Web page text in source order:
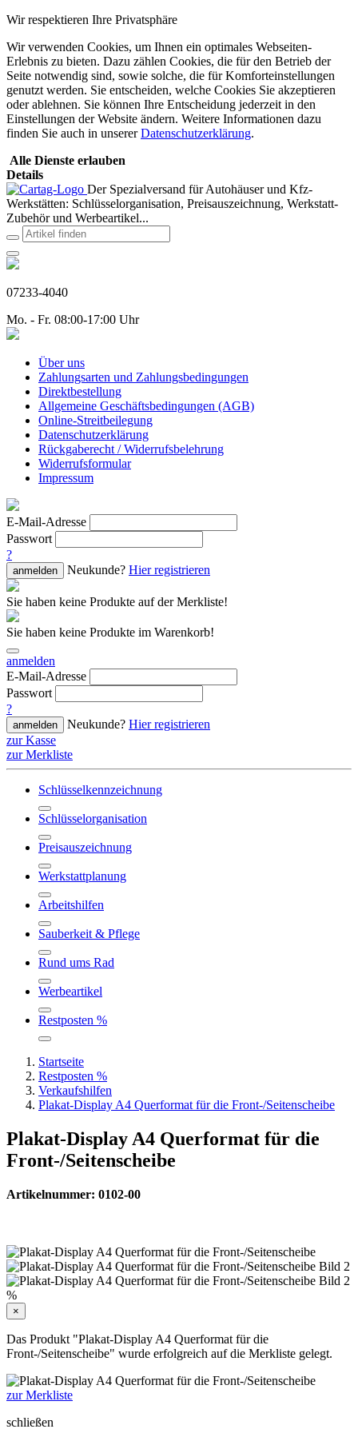
Wir respektieren Ihre Privatsphäre
Wir verwenden Cookies, um Ihnen ein optimales Webseiten-
Erlebnis zu bieten. Dazu zählen Cookies, die für den Betrieb der
Seite notwendig sind, sowie solche, die für Komforteinstellungen
genutzt werden. Sie entscheiden, welche Cookies Sie akzeptieren
oder ablehnen. Sie können Ihre Entscheidung jederzeit in den
Einstellungen der Website ändern. Weitere Informationen dazu
finden Sie auch in unsererDatenschutzerklärung.
Alle Dienste erlauben
Details
Der Spezialversand für Autohäuser und Kfz-
Werkstätten: Schlüsselorganisation, Preisauszeichnung, Werkstatt-
Zubehör und Werbeartikel...
07233-4040
Mo. - Fr. 08:00-17:00 Uhr
Über uns
Zahlungsarten und Zahlungsbedingungen
Direktbestellung
Allgemeine Geschäftsbedingungen (AGB)
Online-Streitbeilegung
Datenschutzerklärung
Rückgaberecht / Widerrufsbelehrung
Widerrufsformular
Impressum
E-Mail-Adresse
Passwort
?
anmelden Neukunde? Hier registrieren
Sie haben keine Produkte auf der Merkliste!
Sie haben keine Produkte im Warenkorb!
anmelden
E-Mail-Adresse
Passwort
?
anmelden Neukunde? Hier registrieren
zur Kasse
zur Merkliste
Schlüsselkennzeichnung
Schlüsselorganisation
Preisauszeichnung
Werkstattplanung
Arbeitshilfen
Sauberkeit & Pflege
Rund ums Rad
Werbeartikel
Restposten %
Startseite
Restposten %
Verkaufshilfen
Plakat-Display A4 Querformat für die Front-/Seitenscheibe
Plakat-Display A4 Querformat für die
Front-/Seitenscheibe
Artikelnummer: 0102-00
%
×
Das Produkt "Plakat-Display A4 Querformat für die
Front-/Seitenscheibe" wurde erfolgreich auf die Merkliste gelegt.
zur Merkliste
schließen